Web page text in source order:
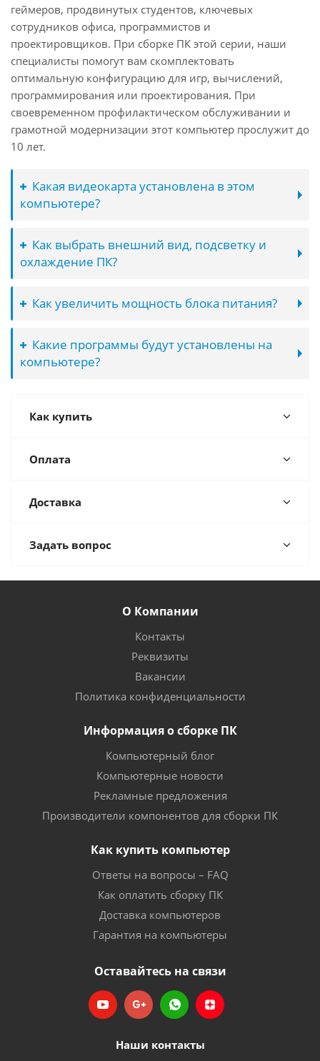
геймеров, продвинутых студентов, ключевых
сотрудников офиса, программистов и
проектировщиков. При сборке ПК этой серии, наши
специалисты помогут вам скомплектовать
оптимальную конфигурацию для игр, вычислений,
программирования или проектирования. При
своевременном профилактическом обслуживании и
грамотной модернизации этот компьютер прослужит до
10 лет.
Какая видеокарта установлена в этом
компьютере?
Как выбрать внешний вид, подсветку и
охлаждение ПК?
Как увеличить мощность блока питания?
Какие программы будут установлены на
компьютере?
Как купить
Оплата
Доставка
Задать вопрос
О Компании
Контакты
Реквизиты
Вакансии
Политика конфиденциальности
Информация о сборке ПК
Компьютерный блог
Компьютерные новости
Рекламные предложения
Производители компонентов для сборки ПК
Как купить компьютер
Ответы на вопросы – FAQ
Как оплатить сборку ПК
Доставка компьютеров
Гарантия на компьютеры
Оставайтесь на связи
Наши контакты